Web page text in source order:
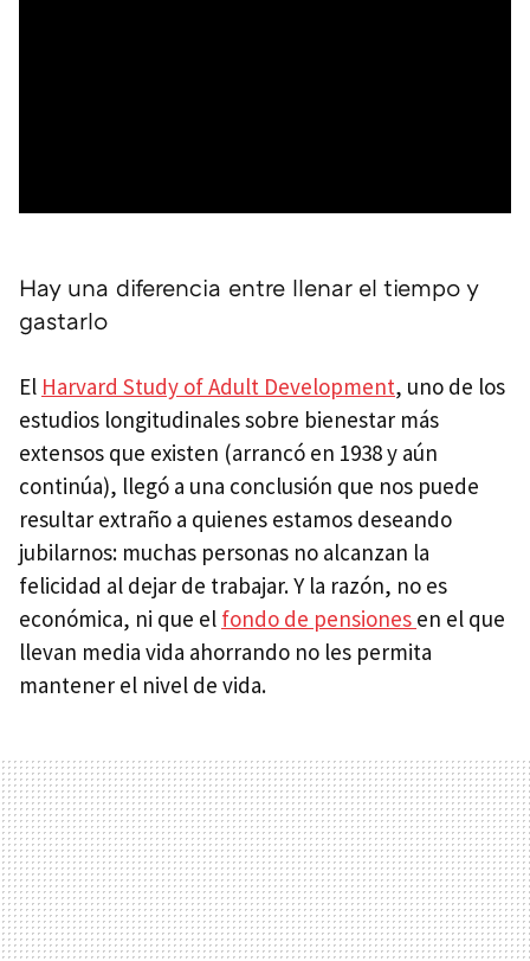
Hay una diferencia entre llenar el tiempo y
gastarlo
El Harvard Study of Adult Development, uno de los
estudios longitudinales sobre bienestar más
extensos que existen (arrancó en 1938 y aún
continúa), llegó a una conclusión que nos puede
resultar extraño a quienes estamos deseando
jubilarnos: muchas personas no alcanzan la
felicidad al dejar de trabajar. Y la razón, no es
económica, ni que el fondo de pensiones en el que
llevan media vida ahorrando no les permita
mantener el nivel de vida.